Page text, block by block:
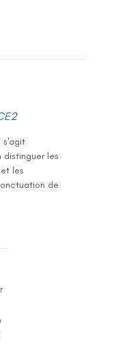
s'agit
distinguer les
les
de